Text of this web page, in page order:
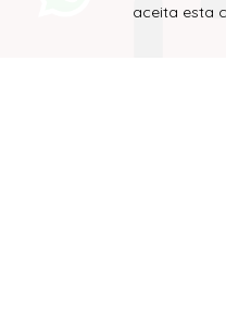
aceita esta